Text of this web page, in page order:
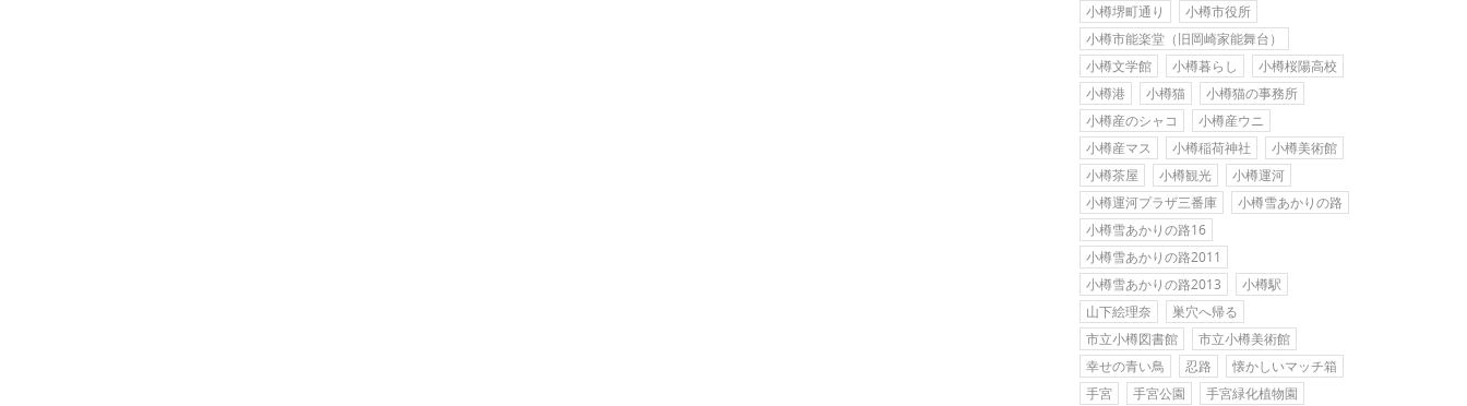
小樽堺町通り
小樽市役所
小樽市能楽堂（旧岡崎家能舞台）
小樽文学館
小樽暮らし
小樽桜陽高校
小樽港
小樽猫
小樽猫の事務所
小樽産のシャコ
小樽産ウニ
小樽産マス
小樽稲荷神社
小樽美術館
小樽茶屋
小樽観光
小樽運河
小樽運河プラザ三番庫
小樽雪あかりの路
小樽雪あかりの路16
小樽雪あかりの路2011
小樽雪あかりの路2013
小樽駅
山下絵理奈
巣穴へ帰る
市立小樽図書館
市立小樽美術館
幸せの青い鳥
忍路
懐かしいマッチ箱
手宮
手宮公園
手宮緑化植物園